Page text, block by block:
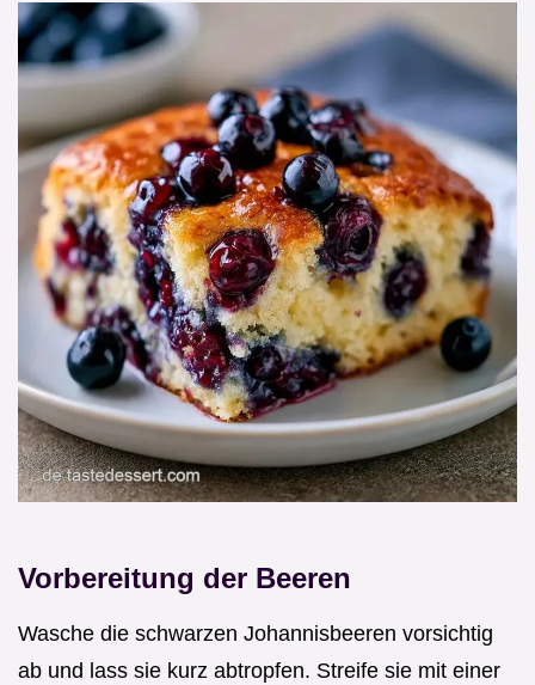
Vorbereitung der Beeren
Wasche die schwarzen Johannisbeeren vorsichtig
ab und lass sie kurz abtropfen. Streife sie mit einer